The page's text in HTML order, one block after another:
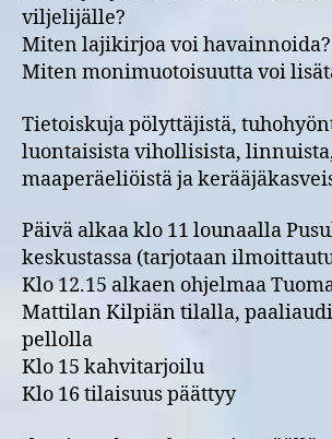
viljelijälle?
Miten lajikirjoa voi havainnoida?
Miten monimuotoisuutta voi
Tietoiskuja pölyttäjistä,
luontaisista vihollisista,
maaperäeliöistä ja
Päivä alkaa klo 11 lounaalla
keskustassa (tarjotaan
Klo 12.15 alkaen ohjelmaa
Mattilan Kilpiän tilalla,
pellolla
Klo 15 kahvitarjoilu
Klo 16 tilaisuus päättyy